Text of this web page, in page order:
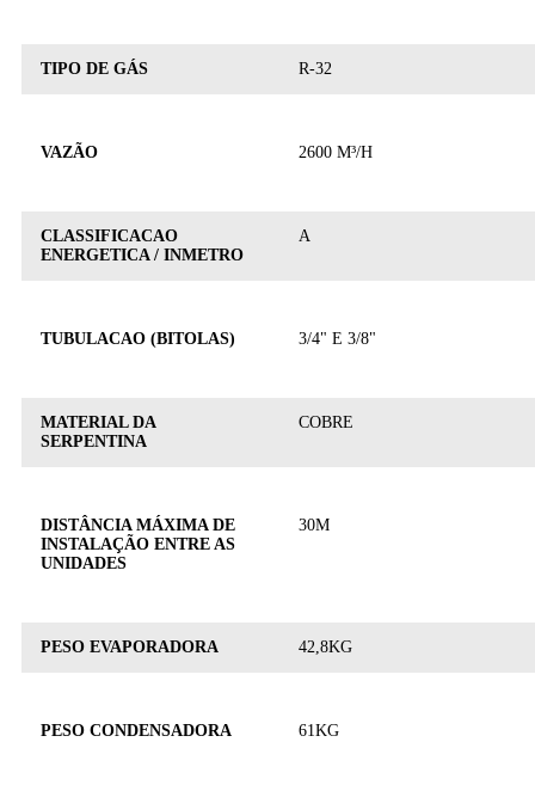
TIPO DE GÁS R-32
VAZÃO 2600 M³/H
CLASSIFICACAO
ENERGETICA / INMETRO
A
TUBULACAO (BITOLAS) 3/4" E 3/8"
MATERIAL DA
SERPENTINA
COBRE
DISTÂNCIA MÁXIMA DE
INSTALAÇÃO ENTRE AS
UNIDADES
30M
PESO EVAPORADORA 42,8KG
PESO CONDENSADORA 61KG